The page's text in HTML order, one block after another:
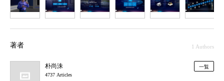
著者 1 Authors
朴尚洙
4737 Articles
一覧